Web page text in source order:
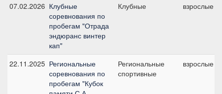
07.02.2026 Клубные
соревнования по
пробегам "Отрада
эндюранс винтер
кап"
Клубные взрослые
22.11.2025 Региональные
соревнования по
пробегам "Кубок
Региональные
спортивные
взрослые